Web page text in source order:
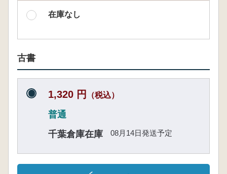
在庫なし
古書
1,320 円 （税込）
普通
千葉倉庫在庫
08月14日発送予定